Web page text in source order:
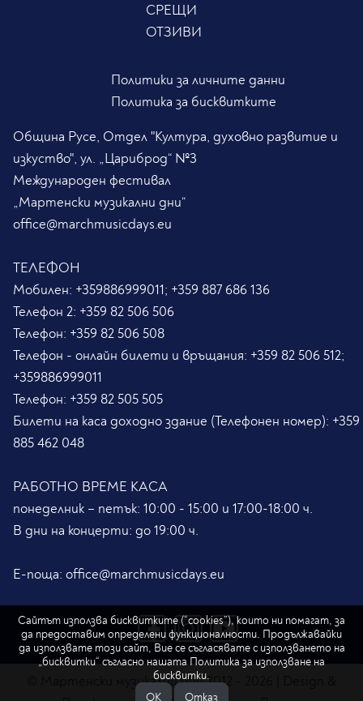
Сайтът използва бисквитките (“cookies”), които ни помагат, за
да предоставим определени функционалности. Продължавайки
да използвате този сайт, Вие се съгласявате с използването на
„бисквитки“ съгласно нашата Политика за използване на
бисквитки.
ОK
Отказ
СРЕЩИ
ОТЗИВИ
Политики за личните данни
Политика за бисквитките
Община Русе, Отдел "Култура, духовно развитие и
изкуство", ул. „Цариброд“ №3
Международен фестивал
„Мартенски музикални дни“
office@marchmusicdays.eu
ТЕЛЕФОН
Мобилен: +359886999011; +359 887 686 136
Телефон 2: +359 82 506 506
Телефон: +359 82 506 508
Телефон - онлайн билети и връщания: +359 82 506 512;
+359886999011
Телефон: +359 82 505 505
Билети на каса доходно здание (Телефонен номер): +359
885 462 048
РАБОТНО ВРЕМЕ КАСА
понеделник – петък: 10:00 - 15:00 и 17:00-18:00 ч.
В дни на концерти: до 19:00 ч.
Е-поща: office@marchmusicdays.eu
© Мартенски музикални дни 2012 - 2026 | Design &